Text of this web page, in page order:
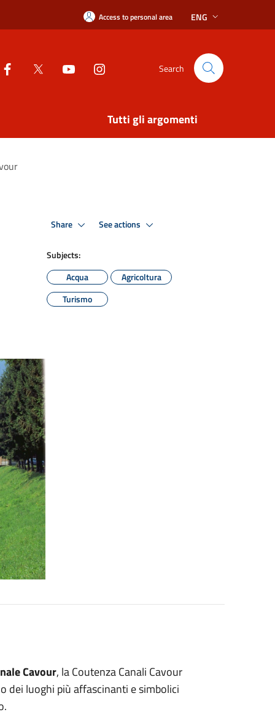
Access to personal area ENG
Search
Tutti gli argomenti
Share See actions
Subjects:
Acqua
Agricoltura
Turismo
Cavour, la Coutenza Canali Cavour
dei luoghi più affascinanti e simbolici